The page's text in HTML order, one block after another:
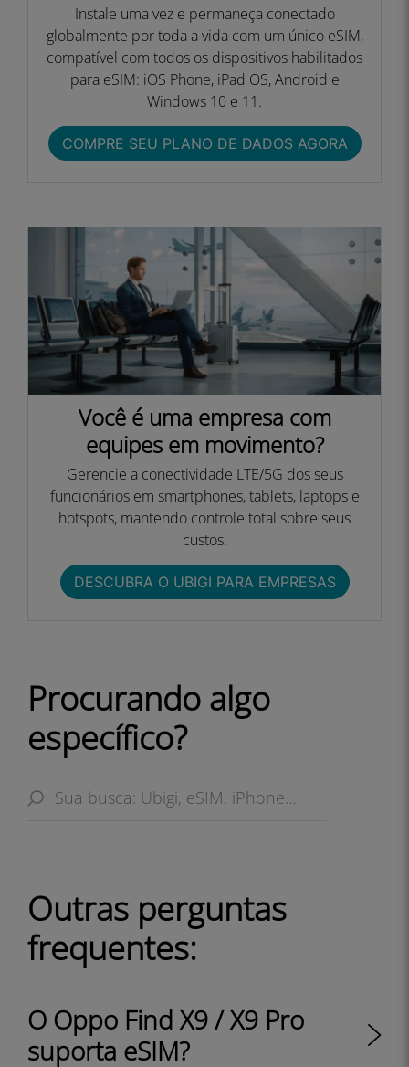
Instale uma vez e permaneça conectado
globalmente por toda a vida com um único eSIM,
compatível com todos os dispositivos habilitados
para eSIM: iOS Phone, iPad OS, Android e
Windows 10 e 11.
COMPRE SEU PLANO DE DADOS AGORA
Você é uma empresa com
equipes em movimento?
Gerencie a conectividade LTE/5G dos seus
funcionários em smartphones, tablets, laptops e
hotspots, mantendo controle total sobre seus
custos.
DESCUBRA O UBIGI PARA EMPRESAS​
Procurando algo
específico?
Outras perguntas
frequentes:
O Oppo Find X9 / X9 Pro
suporta eSIM?